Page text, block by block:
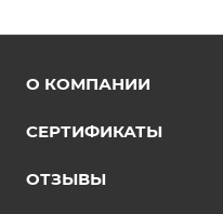
О КОМПАНИИ
СЕРТИФИКАТЫ
ОТЗЫВЫ